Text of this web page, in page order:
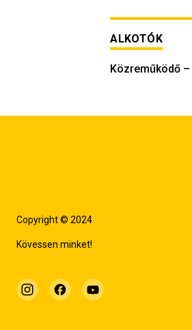
ALKOTÓK
Közreműködő –
Copyright © 2024
Kövessen minket!